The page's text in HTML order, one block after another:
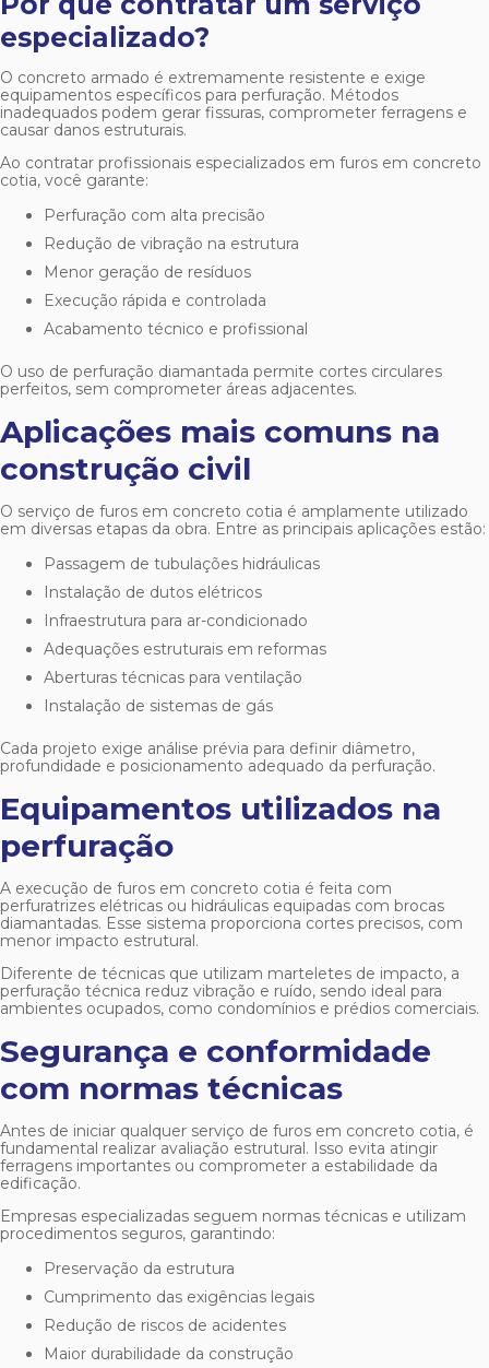
especializado?
O concreto armado é extremamente resistente e exige
equipamentos específicos para perfuração. Métodos
inadequados podem gerar fissuras, comprometer ferragens e
causar danos estruturais.
Ao contratar profissionais especializados em furos em concreto
cotia, você garante:
Perfuração com alta precisão
Redução de vibração na estrutura
Menor geração de resíduos
Execução rápida e controlada
Acabamento técnico e profissional
O uso de perfuração diamantada permite cortes circulares
perfeitos, sem comprometer áreas adjacentes.
Aplicações mais comuns na
construção civil
O serviço de furos em concreto cotia é amplamente utilizado
em diversas etapas da obra. Entre as principais aplicações estão:
Passagem de tubulações hidráulicas
Instalação de dutos elétricos
Infraestrutura para ar-condicionado
Adequações estruturais em reformas
Aberturas técnicas para ventilação
Instalação de sistemas de gás
Cada projeto exige análise prévia para definir diâmetro,
profundidade e posicionamento adequado da perfuração.
Equipamentos utilizados na
perfuração
A execução de furos em concreto cotia é feita com
perfuratrizes elétricas ou hidráulicas equipadas com brocas
diamantadas. Esse sistema proporciona cortes precisos, com
menor impacto estrutural.
Diferente de técnicas que utilizam marteletes de impacto, a
perfuração técnica reduz vibração e ruído, sendo ideal para
ambientes ocupados, como condomínios e prédios comerciais.
Segurança e conformidade
com normas técnicas
Antes de iniciar qualquer serviço de furos em concreto cotia, é
fundamental realizar avaliação estrutural. Isso evita atingir
ferragens importantes ou comprometer a estabilidade da
edificação.
Empresas especializadas seguem normas técnicas e utilizam
procedimentos seguros, garantindo:
Preservação da estrutura
Cumprimento das exigências legais
Redução de riscos de acidentes
Maior durabilidade da construção